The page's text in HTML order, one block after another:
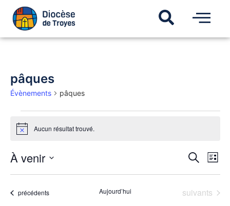
pâques
Évènements pâques
Notice Aucun résultat trouvé.
de
Recherche
de
vues
Liste
À venir
une
Évènements
précédents Aujourd’hui Évènements
suivants